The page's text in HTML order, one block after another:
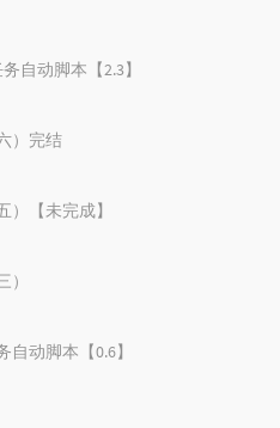
论自动脚本【2.3】
）完结
【未完成】
自动脚本【0.6】